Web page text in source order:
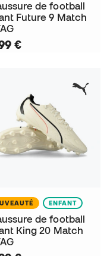
de football
Future 9 Match
€
ENFANT
de football
King 20 Match